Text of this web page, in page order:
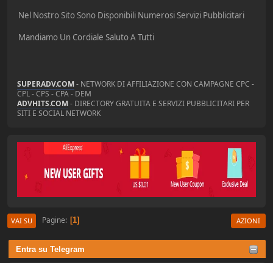
Entra su Telegram
Nel Nostro Sito Sono Disponibili Numerosi Servizi Pubblicitari
Mandiamo Un Cordiale Saluto A Tutti
SUPERADV.COM- NETWORK DI AFFILIAZIONE CON CAMPAGNE CPC -
CPL - CPS - CPA - DEM
ADVHITS.COM- DIRECTORY GRATUITA E SERVIZI PUBBLICITARI PER
SITI E SOCIAL NETWORK
VAI SU Pagine 1 AZIONI